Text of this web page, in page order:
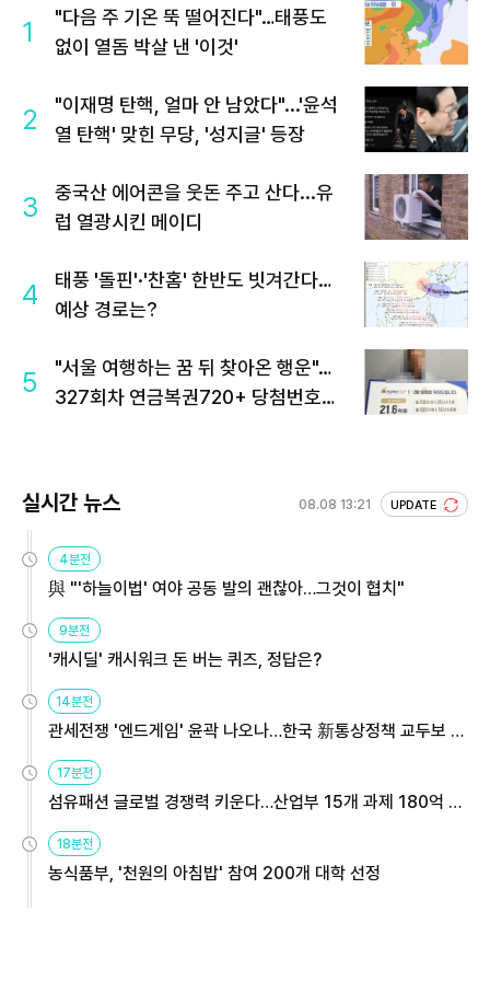
1
"다음 주 기온 뚝 떨어진다"…태풍도
없이 열돔 박살 낸 '이것'
2
"이재명 탄핵, 얼마 안 남았다"...'윤석
열 탄핵' 맞힌 무당, '성지글' 등장
3
중국산 에어콘을 웃돈 주고 산다...유
럽 열광시킨 메이디
4
태풍 '돌핀'·'찬홈' 한반도 빗겨간다…
예상 경로는?
5
"서울 여행하는 꿈 뒤 찾아온 행운"…
327회차 연금복권720+ 당첨번호조
실시간 뉴스 08.08 13:21 UPDATE
4분전
與 "'하늘이법' 여야 공동 발의 괜찮아…그것이 협치"
9분전
'캐시딜' 캐시워크 돈 버는 퀴즈, 정답은?
14분전
관세전쟁 '엔드게임' 윤곽 나오나…한국 新통상정책 교두보 활
용해야
17분전
섬유패션 글로벌 경쟁력 키운다…산업부 15개 과제 180억 지
원
18분전
농식품부, '천원의 아침밥' 참여 200개 대학 선정